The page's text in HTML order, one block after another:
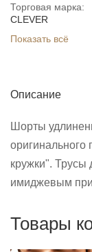
Торговая марка:
CLEVER
Показать всё
Описание
Шорты
кружки". Трусы
имиджевым
Товары